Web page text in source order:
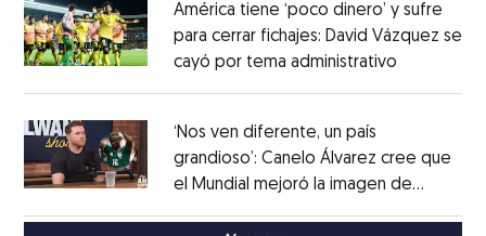
América tiene ‘poco dinero’ y sufre
para cerrar fichajes: David Vázquez se
cayó por tema administrativo
‘Nos ven diferente, un país
grandioso’: Canelo Álvarez cree que
el Mundial mejoró la imagen de